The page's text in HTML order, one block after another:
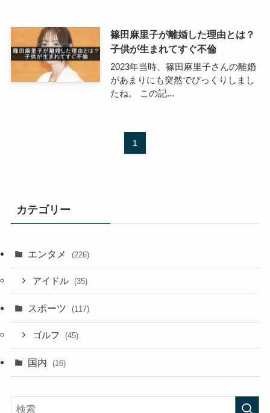
篠田麻里子が離婚した理由とは？
子供が生まれてすぐ不倫
2023年当時、篠田麻里子さんの離婚
があまりにも突然でびっくりしまし
たね。 この記...
1
カテゴリー
エンタメ (226)
アイドル (35)
スポーツ (117)
ゴルフ (45)
国内 (16)